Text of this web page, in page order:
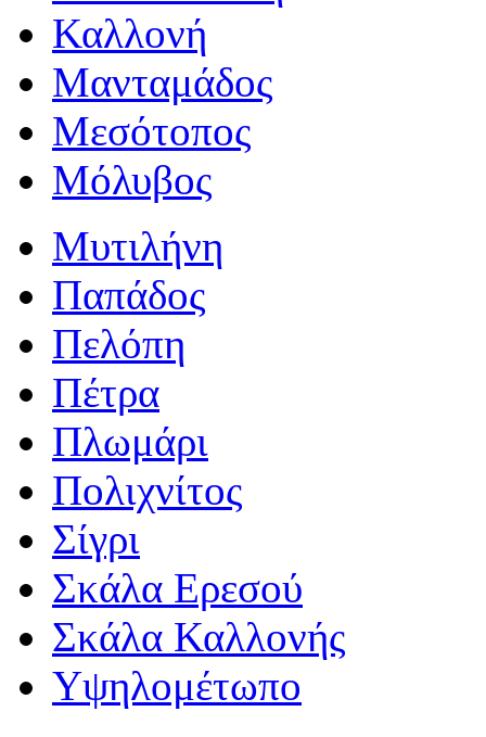
Καλλονή
Μανταμάδος
Μεσότοπος
Μόλυβος
Μυτιλήνη
Παπάδος
Πελόπη
Πέτρα
Πλωμάρι
Πολιχνίτος
Σίγρι
Σκάλα Ερεσού
Σκάλα Καλλονής
Υψηλομέτωπο